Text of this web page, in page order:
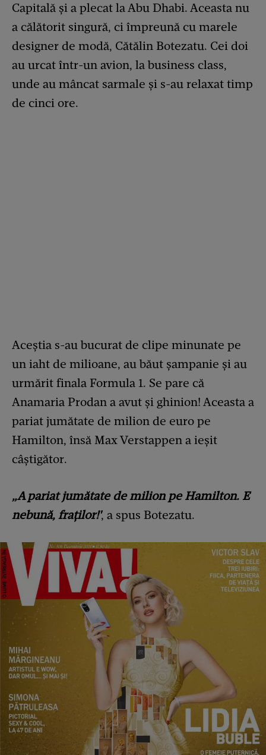
Capitală și a plecat la Abu Dhabi. Aceasta nu
a călătorit singură, ci împreună cu marele
designer de modă, Cătălin Botezatu. Cei doi
au urcat într-un avion, la business class,
unde au mâncat sarmale și s-au relaxat timp
de cinci ore.
Aceștia s-au bucurat de clipe minunate pe
un iaht de milioane, au băut șampanie și au
urmărit finala Formula 1. Se pare că
Anamaria Prodan a avut și ghinion! Aceasta a
pariat jumătate de milion de euro pe
Hamilton, însă Max Verstappen a ieșit
câștigător.
„A pariat jumătate de milion pe Hamilton. E
nebună, fraților!', a spus Botezatu.